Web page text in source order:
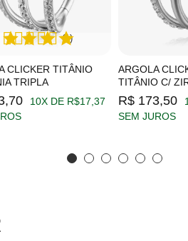
CLICKER TITÂNIO
TRIPLA
(1)
10X DE R$17,37
ARGOLA
TITÂNIO C/
R$ 173,50
SEM JUROS